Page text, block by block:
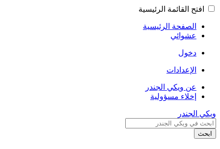
افتح القائمة الرئيسية
الصفحة الرئيسية
عشوائي
دخول
الإعدادات
عن ويكي الجندر
إخلاء مسؤولية
ويكي الجندر
ابحث